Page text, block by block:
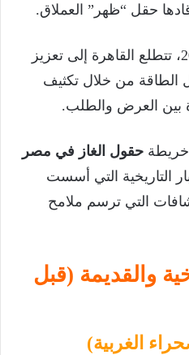
حقل “ظهر” العملاق.
ومع حلول العام الجاري 2026، تتطلع القاهرة إلى تعزيز
الطاقة من خلال تكثيف
بين العرض والطلب.
حقول الغاز في مصر
التاريخية التي أسست
التي ترسم ملامح
والقديمة (قبل
الغربية)